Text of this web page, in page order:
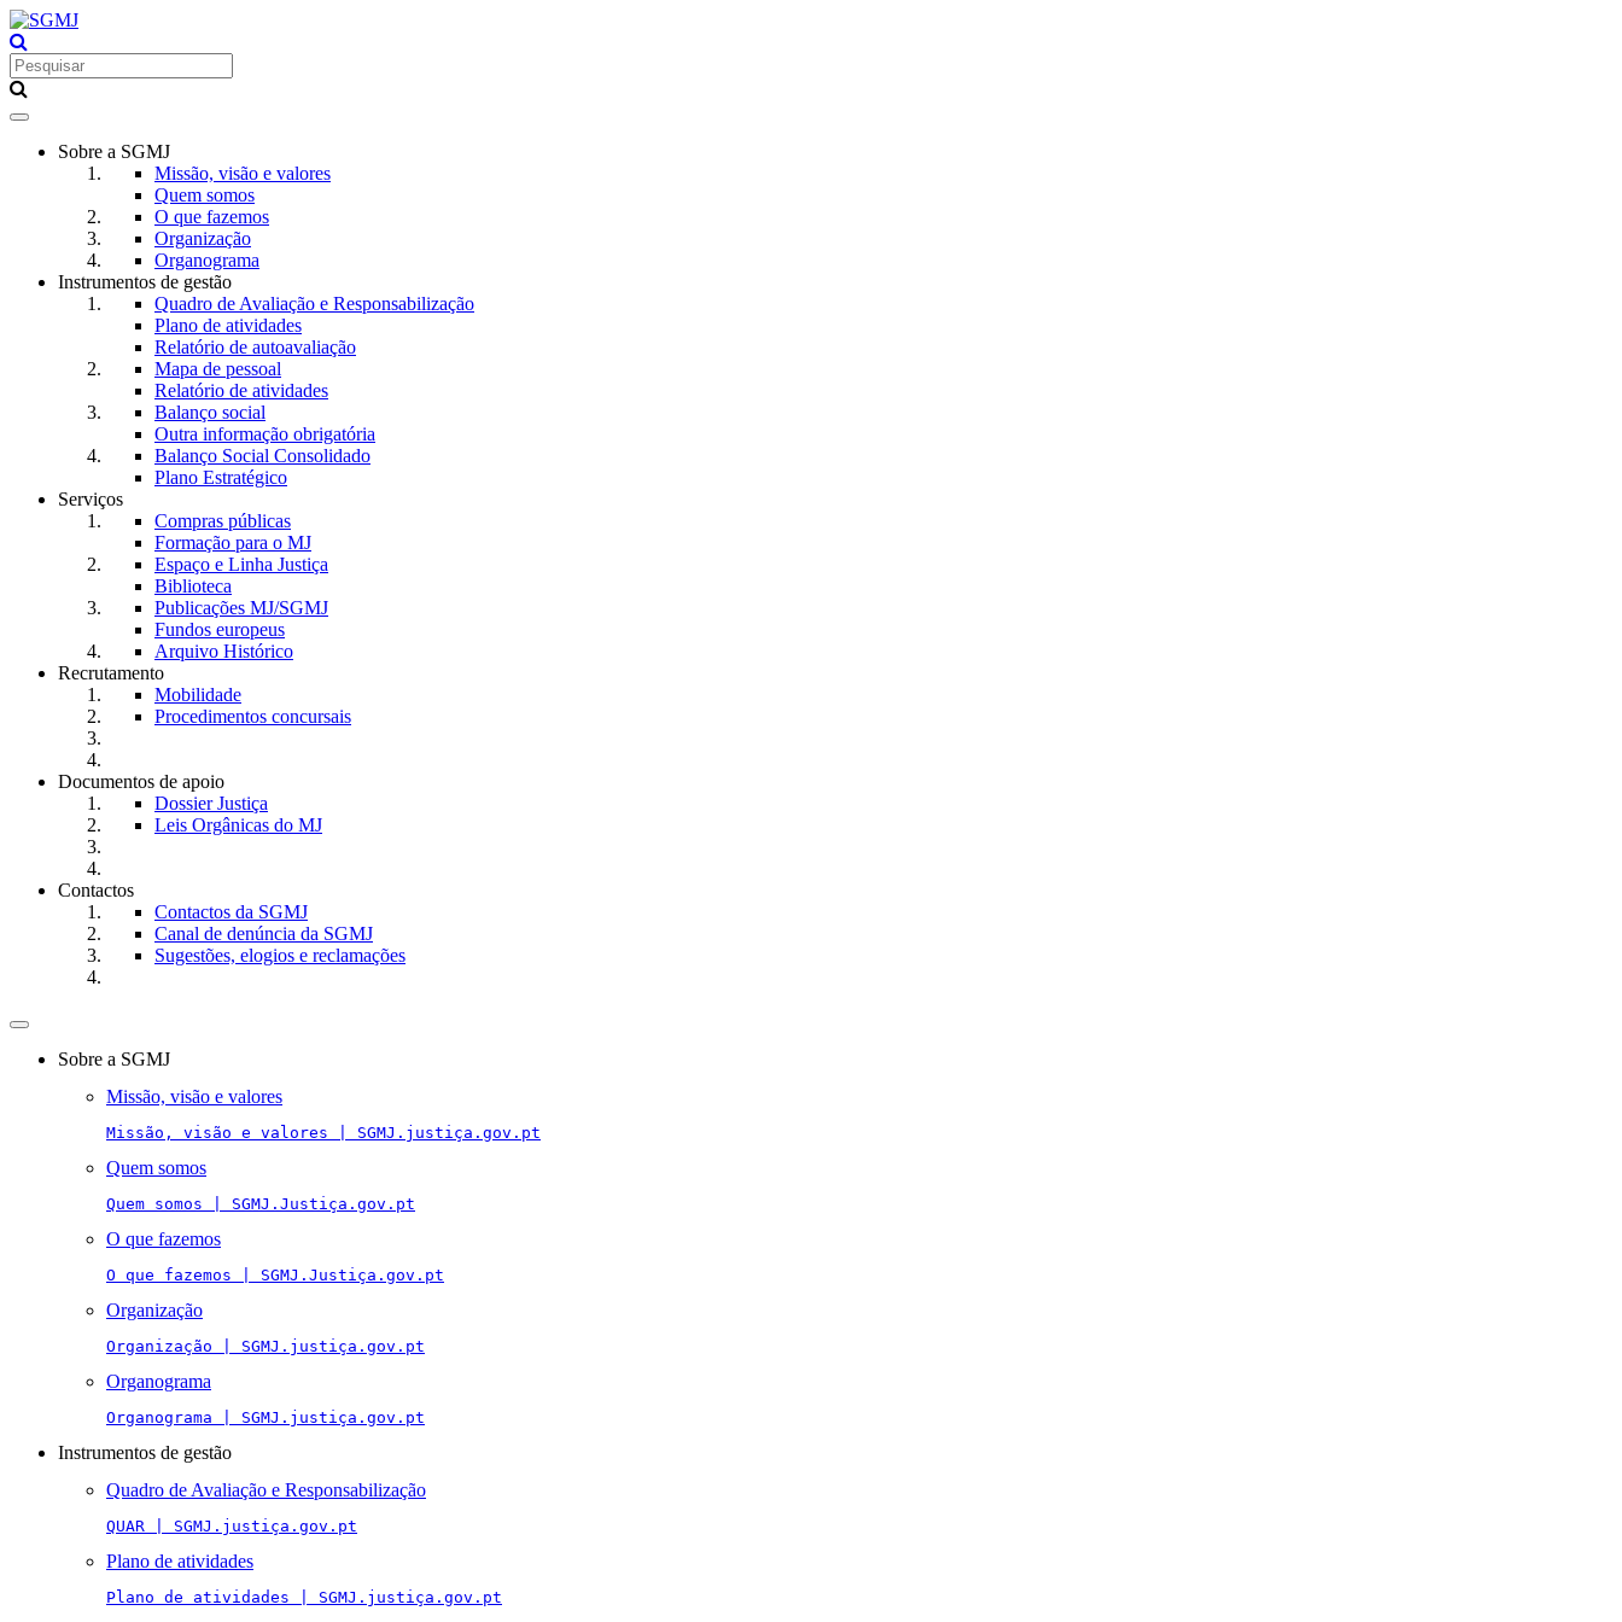
Toggle
navigationSobre a SGMJ
Missão, visão e valores
Quem somos
O que fazemos
Organização
Organograma
Instrumentos de gestão
Quadro de Avaliação e Responsabilização
Plano de atividades
Relatório de autoavaliação
Mapa de pessoal
Relatório de atividades
Balanço social
Outra informação obrigatória
Balanço Social Consolidado
Plano Estratégico
Serviços
Compras públicas
Formação para o MJ
Espaço e Linha Justiça
Biblioteca
Publicações MJ/SGMJ
Fundos europeus
Arquivo Histórico
Recrutamento
Mobilidade
Procedimentos concursais
Documentos de apoio
Dossier Justiça
Leis Orgânicas do MJ
Contactos
Contactos da SGMJ
Canal de denúncia da SGMJ
Sugestões, elogios e reclamações
Toggle
navigationSobre a SGMJ
Missão, visão e valores
Missão, visão e valores | SGMJ.justiça.gov.pt
Quem somos
Quem somos | SGMJ.Justiça.gov.pt
O que fazemos
O que fazemos | SGMJ.Justiça.gov.pt
Organização
Organização | SGMJ.justiça.gov.pt
Organograma
Organograma | SGMJ.justiça.gov.pt
Instrumentos de gestão
Quadro de Avaliação e Responsabilização
QUAR | SGMJ.justiça.gov.pt
Plano de atividades
Plano de atividades | SGMJ.justiça.gov.pt